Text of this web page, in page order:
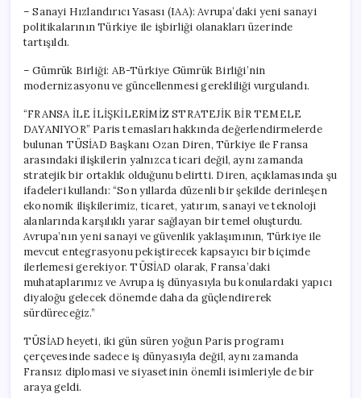
– Sanayi Hızlandırıcı Yasası (IAA): Avrupa’daki yeni sanayi
politikalarının Türkiye ile işbirliği olanakları üzerinde
tartışıldı.
– Gümrük Birliği: AB-Türkiye Gümrük Birliği’nin
modernizasyonu ve güncellenmesi gerekliliği vurgulandı.
“FRANSA İLE İLİŞKİLERİMİZ STRATEJİK BİR TEMELE
DAYANIYOR” Paris temasları hakkında değerlendirmelerde
bulunan TÜSİAD Başkanı Ozan Diren, Türkiye ile Fransa
arasındaki ilişkilerin yalnızca ticari değil, aynı zamanda
stratejik bir ortaklık olduğunu belirtti. Diren, açıklamasında şu
ifadeleri kullandı: “Son yıllarda düzenli bir şekilde derinleşen
ekonomik ilişkilerimiz, ticaret, yatırım, sanayi ve teknoloji
alanlarında karşılıklı yarar sağlayan bir temel oluşturdu.
Avrupa’nın yeni sanayi ve güvenlik yaklaşımının, Türkiye ile
mevcut entegrasyonu pekiştirecek kapsayıcı bir biçimde
ilerlemesi gerekiyor. TÜSİAD olarak, Fransa’daki
muhataplarımız ve Avrupa iş dünyasıyla bu konulardaki yapıcı
diyaloğu gelecek dönemde daha da güçlendirerek
sürdüreceğiz.”
TÜSİAD heyeti, iki gün süren yoğun Paris programı
çerçevesinde sadece iş dünyasıyla değil, aynı zamanda
Fransız diplomasi ve siyasetinin önemli isimleriyle de bir
araya geldi.